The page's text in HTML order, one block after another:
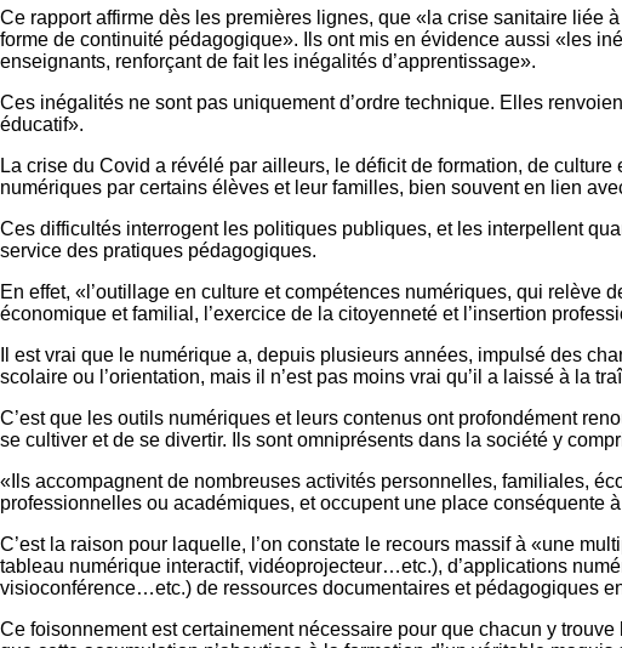
Ce rapport affirme dès les premières lignes, que «la crise sanitaire liée
forme de continuité pédagogique». Ils ont mis en évidence aussi «les
enseignants, renforçant de fait les inégalités d’apprentissage».
Ces inégalités ne sont pas uniquement d’ordre technique. Elles
éducatif».
La crise du Covid a révélé par ailleurs, le déficit de formation, de
numériques par certains élèves et leur familles, bien souvent en lien
Ces difficultés interrogent les politiques publiques, et les interpellent
service des pratiques pédagogiques.
En effet, «l’outillage en culture et compétences numériques, qui relève
économique et familial, l’exercice de la citoyenneté et l’insertion
Il est vrai que le numérique a, depuis plusieurs années, impulsé des
scolaire ou l’orientation, mais il n’est pas moins vrai qu’il a laissé à la
C’est que les outils numériques et leurs contenus ont profondément
se cultiver et de se divertir. Ils sont omniprésents dans la société y
«Ils accompagnent de nombreuses activités personnelles, familiales,
professionnelles ou académiques, et occupent une place conséquente
C’est la raison pour laquelle, l’on constate le recours massif à «une
tableau numérique interactif, vidéoprojecteur…etc.), d’applications
visioconférence…etc.) de ressources documentaires et pédagogiques
Ce foisonnement est certainement nécessaire pour que chacun y